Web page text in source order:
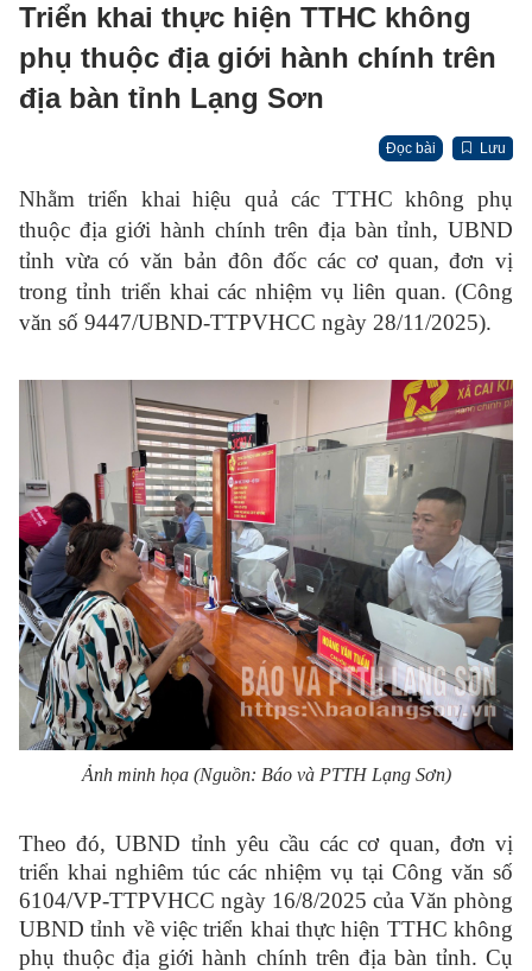
Triển khai thực hiện TTHC không
phụ thuộc địa giới hành chính trên
địa bàn tỉnh Lạng Sơn
Đọc bài Lưu
Nhằm triển khai hiệu quả các TTHC không phụ
thuộc địa giới hành chính trên địa bàn tỉnh, UBND
tỉnh vừa có văn bản đôn đốc các cơ quan, đơn vị
trong tỉnh triển khai các nhiệm vụ liên quan. (Công
văn số 9447/UBND-TTPVHCC ngày 28/11/2025).
Ảnh minh họa (Nguồn: Báo và PTTH Lạng Sơn)
Theo đó, UBND tỉnh yêu cầu các cơ quan, đơn vị
triển khai nghiêm túc các nhiệm vụ tại Công văn số
6104/VP-TTPVHCC ngày 16/8/2025 của Văn phòng
UBND tỉnh về việc triển khai thực hiện TTHC không
phụ thuộc địa giới hành chính trên địa bàn tỉnh. Cụ